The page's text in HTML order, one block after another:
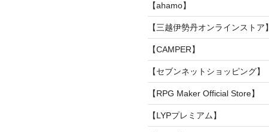
【ahamo】
【三越伊勢丹オンラインストア】
【CAMPER】
【セブンネットショッピング】
【RPG Maker Official Store】
【LYPプレミアム】